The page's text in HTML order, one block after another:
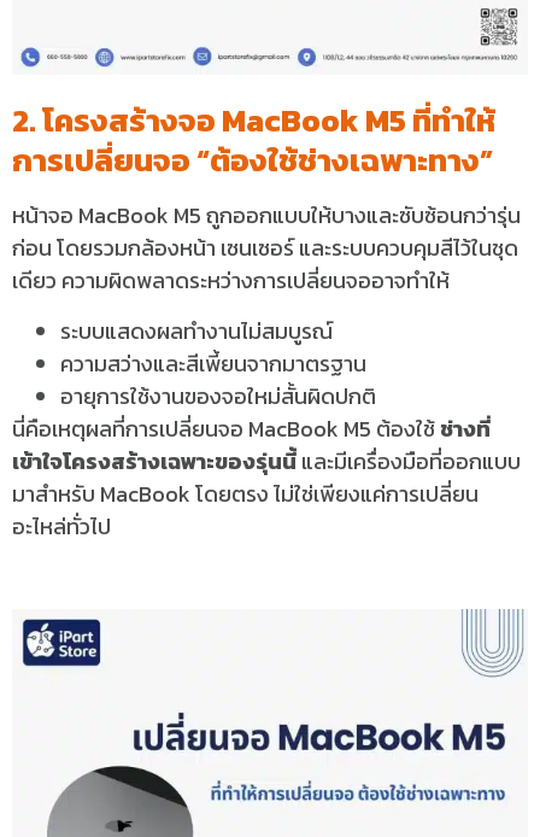
2. โครงสร้างจอ MacBook M5 ที่ทำให้
การเปลี่ยนจอ “ต้องใช้ช่างเฉพาะทาง”
หน้าจอ MacBook M5 ถูกออกแบบให้บางและซับซ้อนกว่ารุ่น
ก่อน โดยรวมกล้องหน้า เซนเซอร์ และระบบควบคุมสีไว้ในชุด
เดียว ความผิดพลาดระหว่างการเปลี่ยนจออาจทำให้
ระบบแสดงผลทำงานไม่สมบูรณ์
ความสว่างและสีเพี้ยนจากมาตรฐาน
อายุการใช้งานของจอใหม่สั้นผิดปกติ
นี่คือเหตุผลที่การเปลี่ยนจอ MacBook M5 ต้องใช้ช่างที่
เข้าใจโครงสร้างเฉพาะของรุ่นนี้และมีเครื่องมือที่ออกแบบ
มาสำหรับ MacBook โดยตรง ไม่ใช่เพียงแค่การเปลี่ยน
อะไหล่ทั่วไป